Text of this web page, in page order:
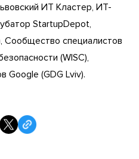
ИТ Кластер, ИТ-
StartupDepot,
Сообщество специалистов
(WISC),
Google (GDG Lviv).